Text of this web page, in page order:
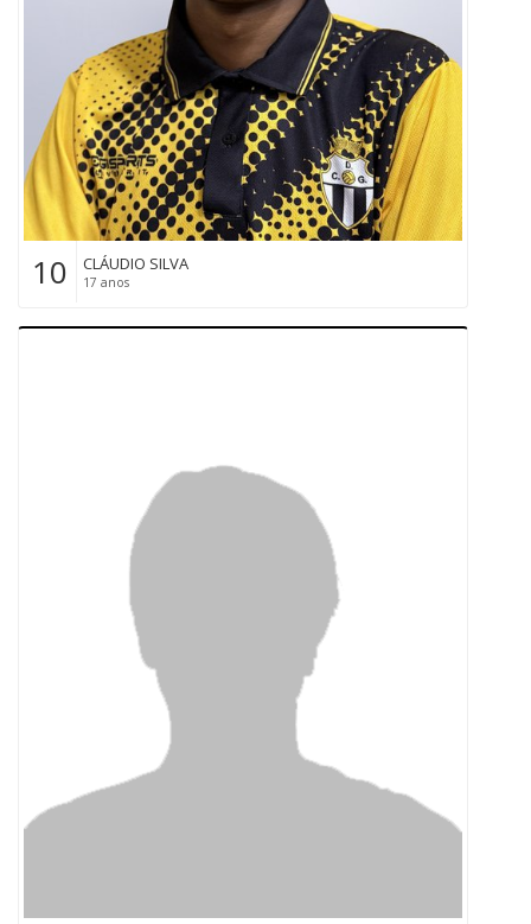
10 CLÁUDIO SILVA
17 anos